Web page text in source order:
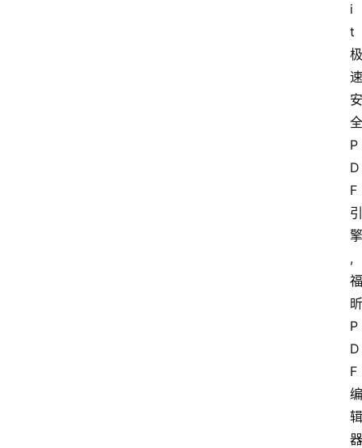
i
t
极
速
安
全
P
D
F
引
擎
,
福
昕
P
D
F
编
辑
器